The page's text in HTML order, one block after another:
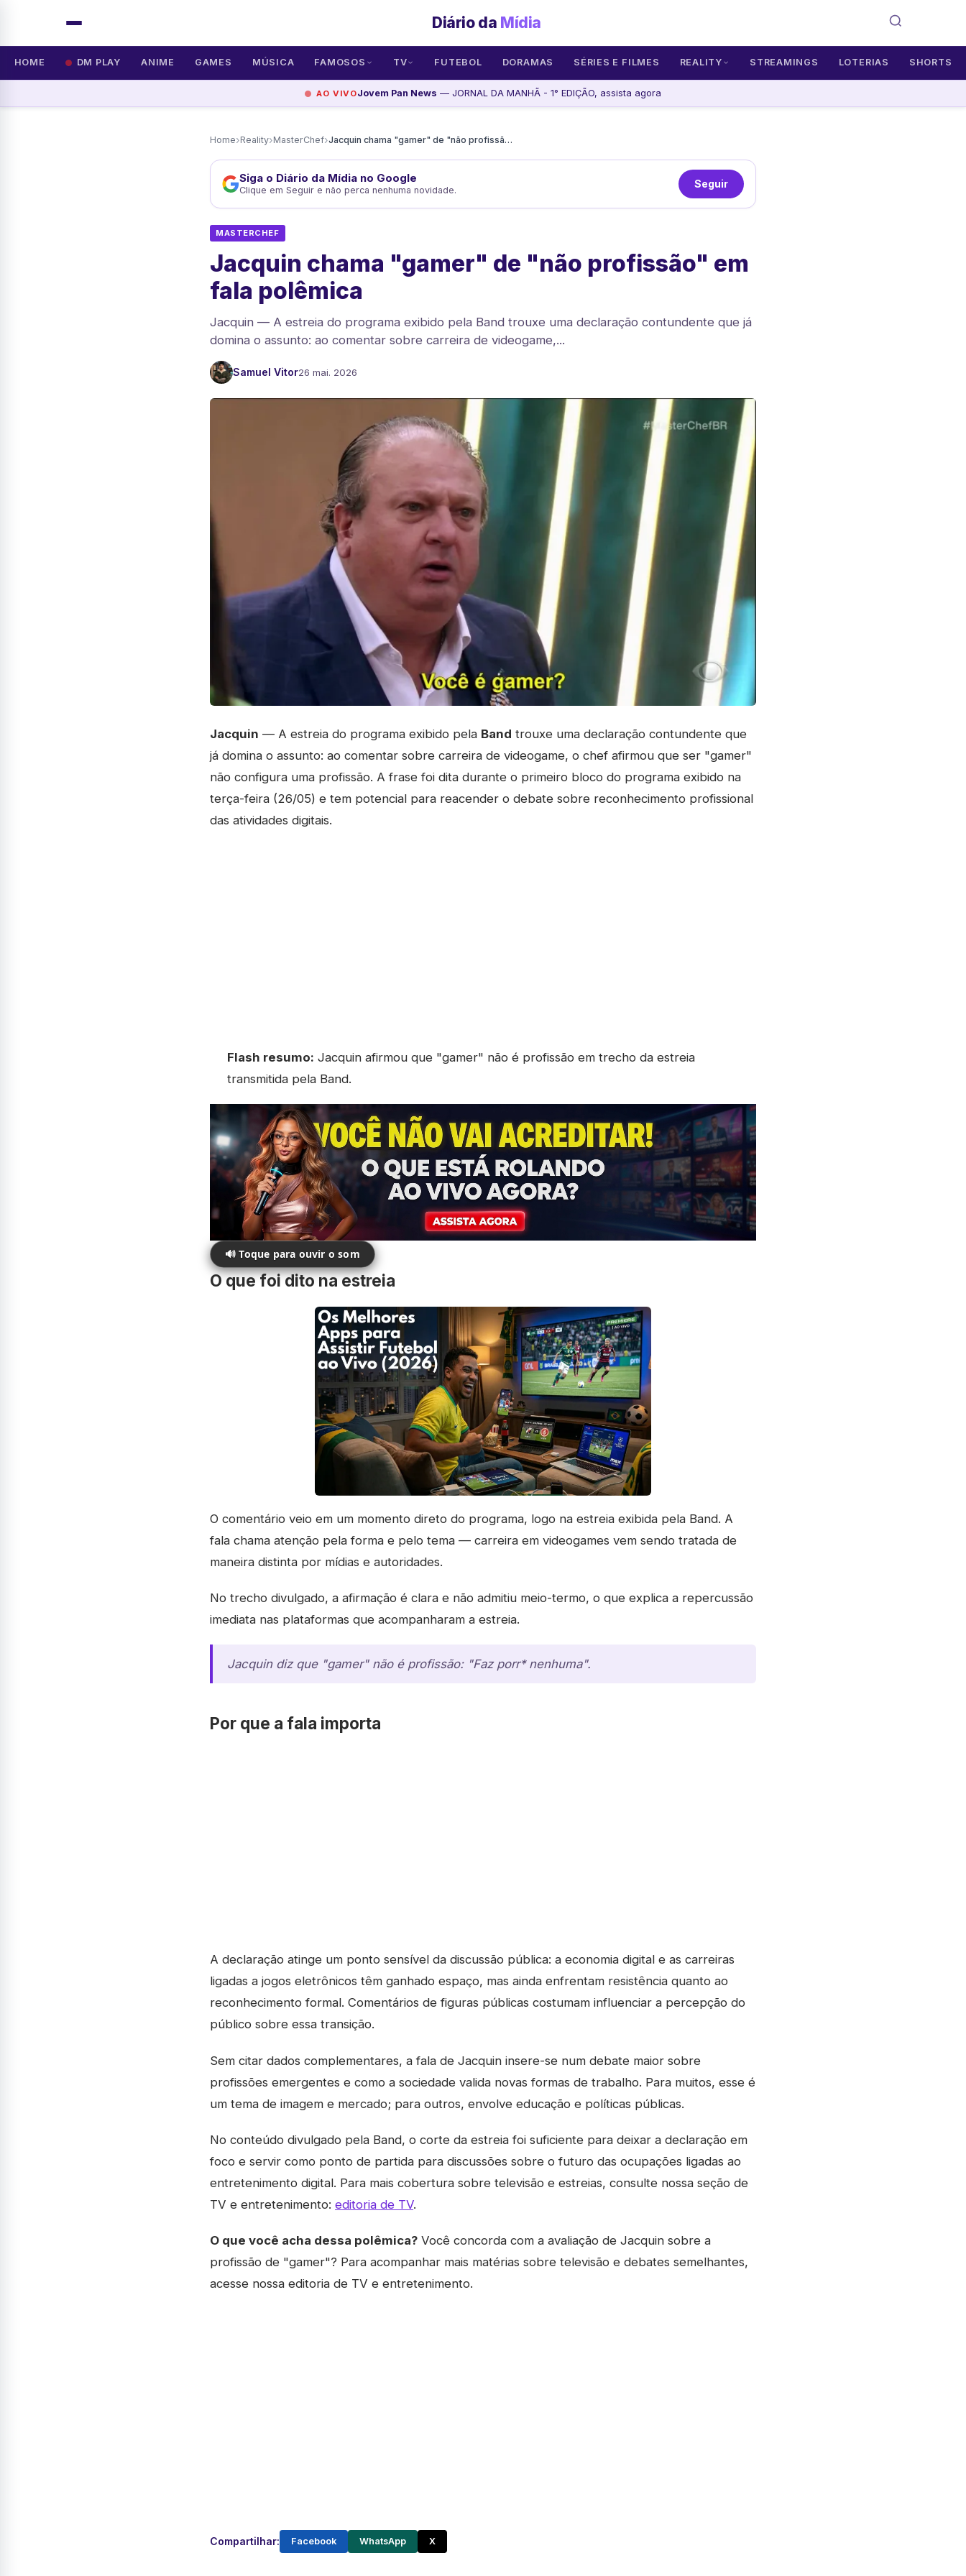
Diário da Mídia
HOME DM PLAY ANIME GAMES MÚSICA FAMOSOS TV FUTEBOL DORAMAS SÉRIES E FILMES REALITY STREAMINGS LOTERIAS SHORTS
AO VIVOJovem Pan News — JORNAL DA MANHÃ - 1° EDIÇÃO, assista agora
Home›Reality›MasterChef› Jacquin chama "gamer" de "não profissão" em fala polêmica
Siga o Diário da Mídia no Google
Clique em Seguir e não perca nenhuma novidade.
Seguir
MASTERCHEF
Jacquin chama "gamer" de "não profissão" em
fala polêmica
Jacquin — A estreia do programa exibido pela Band trouxe uma declaração contundente que já
domina o assunto: ao comentar sobre carreira de videogame,...
Samuel Vitor26 mai. 2026
Jacquin — A estreia do programa exibido pela Band trouxe uma declaração contundente que
já domina o assunto: ao comentar sobre carreira de videogame, o chef afirmou que ser "gamer"
não configura uma profissão. A frase foi dita durante o primeiro bloco do programa exibido na
terça-feira (26/05) e tem potencial para reacender o debate sobre reconhecimento profissional
das atividades digitais.
Flash resumo: Jacquin afirmou que "gamer" não é profissão em trecho da estreia
transmitida pela Band.
🔊 Toque para ouvir o som
O que foi dito na estreia
O comentário veio em um momento direto do programa, logo na estreia exibida pela Band. A
fala chama atenção pela forma e pelo tema — carreira em videogames vem sendo tratada de
maneira distinta por mídias e autoridades.
No trecho divulgado, a afirmação é clara e não admitiu meio-termo, o que explica a repercussão
imediata nas plataformas que acompanharam a estreia.
Jacquin diz que "gamer" não é profissão: "Faz porr* nenhuma".
Por que a fala importa
A declaração atinge um ponto sensível da discussão pública: a economia digital e as carreiras
ligadas a jogos eletrônicos têm ganhado espaço, mas ainda enfrentam resistência quanto ao
reconhecimento formal. Comentários de figuras públicas costumam influenciar a percepção do
público sobre essa transição.
Sem citar dados complementares, a fala de Jacquin insere-se num debate maior sobre
profissões emergentes e como a sociedade valida novas formas de trabalho. Para muitos, esse é
um tema de imagem e mercado; para outros, envolve educação e políticas públicas.
No conteúdo divulgado pela Band, o corte da estreia foi suficiente para deixar a declaração em
foco e servir como ponto de partida para discussões sobre o futuro das ocupações ligadas ao
entretenimento digital. Para mais cobertura sobre televisão e estreias, consulte nossa seção de
TV e entretenimento: editoria de TV.
O que você acha dessa polêmica? Você concorda com a avaliação de Jacquin sobre a
profissão de "gamer"? Para acompanhar mais matérias sobre televisão e debates semelhantes,
acesse nossa editoria de TV e entretenimento.
Compartilhar: Facebook WhatsApp X